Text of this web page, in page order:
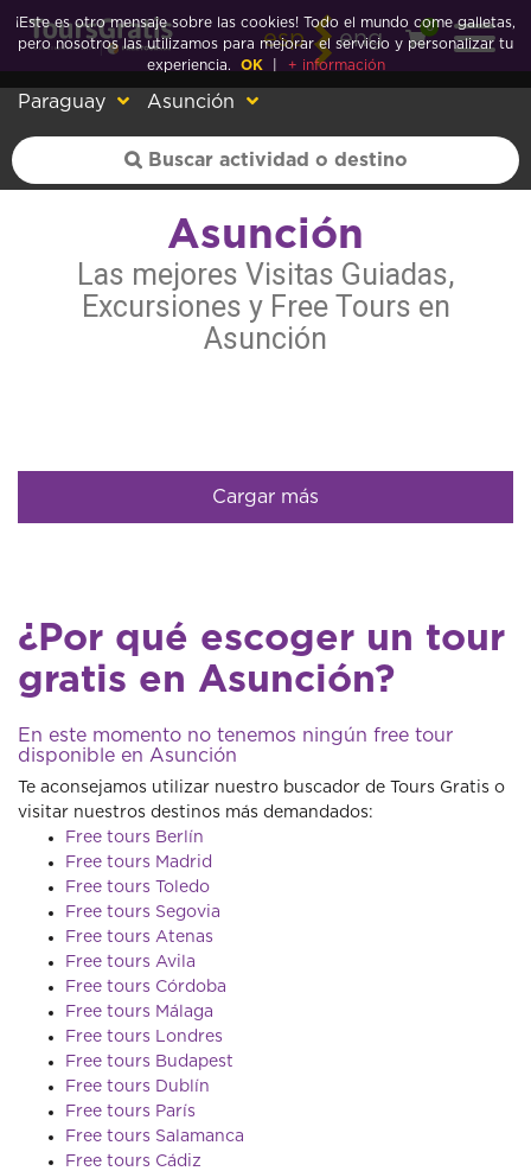
esp eng
0
Paraguay Asunción
Asunción
Las mejores Visitas Guiadas,
Excursiones y Free Tours en
Asunción
Cargar más
¿Por qué escoger un tour
gratis en Asunción?
En este momento no tenemos ningún free tour
disponible en Asunción
Te aconsejamos utilizar nuestro buscador de Tours Gratis o
visitar nuestros destinos más demandados:
Free tours Berlín
Free tours Madrid
Free tours Toledo
Free tours Segovia
Free tours Atenas
Free tours Avila
Free tours Córdoba
Free tours Málaga
Free tours Londres
Free tours Budapest
Free tours Dublín
Free tours París
Free tours Salamanca
Free tours Cádiz
¡Este es otro mensaje sobre las cookies! Todo el mundo come galletas,
pero nosotros las utilizamos para mejorar el servicio y personalizar tu
experiencia.
OK + información